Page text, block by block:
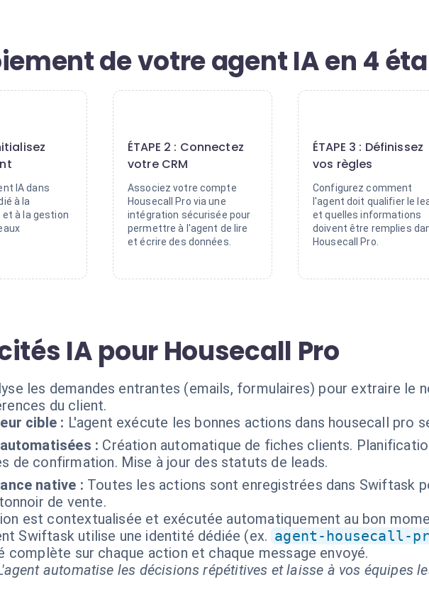
de votre agent IA en 4
IA dans
à la
à la gestion
ÉTAPE 2 : Connectez
votre CRM
Associez votre compte
Housecall Pro via une
intégration sécurisée pour
permettre à l'agent de lire
et écrire des données.
ÉTAPE 3 : Définissez
vos règles
Configurez comment
l'agent doit qualifier le
et quelles informations
doivent être remplies
Housecall Pro.
IA pour Housecall Pro
les demandes entrantes (emails, formulaires) pour extraire le
du client.
cible : L'agent exécute les bonnes actions dans housecall pro
: Création automatique de fiches clients.
de confirmation. Mise à jour des statuts de leads.
native : Toutes les actions sont enregistrées dans Swiftask
de vente.
est contextualisée et exécutée automatiquement au bon
Swiftask utilise une identité dédiée (ex. agent-housecall-
complète sur chaque action et chaque message envoyé.
automatise les décisions répétitives et laisse à vos équipes